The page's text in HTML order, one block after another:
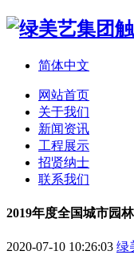
简体中文
网站首页
关于我们
新闻资讯
工程展示
招贤纳士
联系我们
2019年度全国城市园
2020-07-10 10:26:03 绿